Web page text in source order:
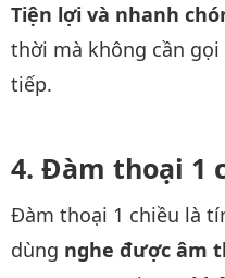
Tiện lợi và nhanh
thời mà không cần
tiếp.
Đàm thoại 1
Đàm thoại 1 chiều là
dùng nghe được âm